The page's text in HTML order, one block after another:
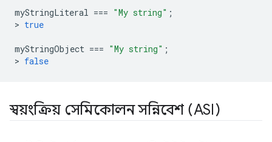
myStringLiteral === "My string" ;
> true
myStringObject === "My string" ;
> false
স্বয়ংক্রিয় সেমিকোলন সন্নিবেশ (ASI)